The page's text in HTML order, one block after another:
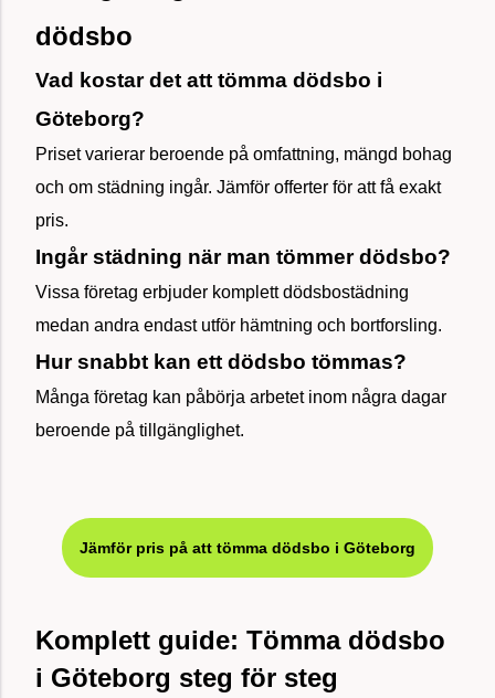
dödsbo
Vad kostar det att tömma dödsbo i
Göteborg?
Priset varierar beroende på omfattning, mängd bohag
och om städning ingår. Jämför offerter för att få exakt
pris.
Ingår städning när man tömmer dödsbo?
Vissa företag erbjuder komplett dödsbostädning
medan andra endast utför hämtning och bortforsling.
Hur snabbt kan ett dödsbo tömmas?
Många företag kan påbörja arbetet inom några dagar
beroende på tillgänglighet.
Jämför pris på att tömma dödsbo i Göteborg
Komplett guide: Tömma dödsbo
i Göteborg steg för steg